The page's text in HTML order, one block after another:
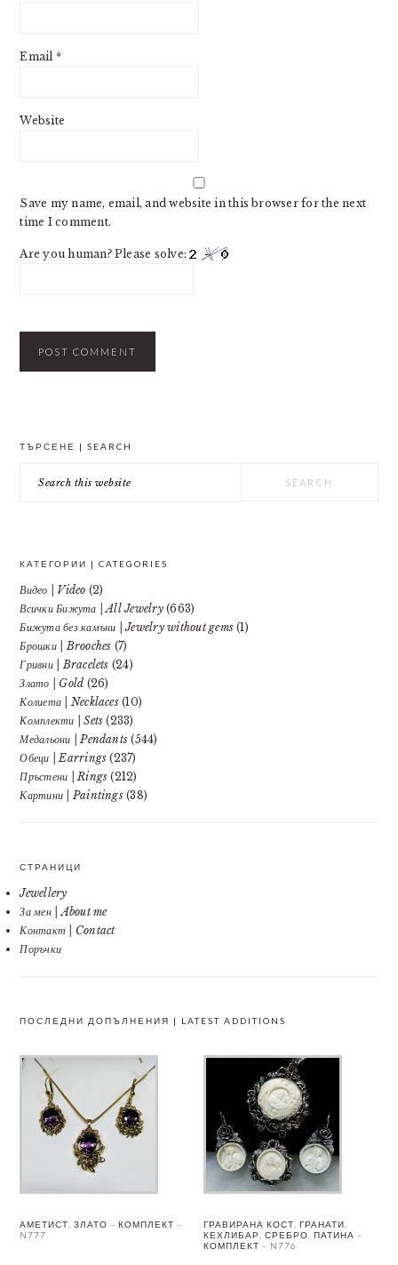
Email *
Website
Save my name, email, and website in this browser for the next
time I comment.
Are you human? Please solve:
ТЪРСЕНЕ | SEARCH
this
КАТЕГОРИИ | CATEGORIES
Видео | Video (2)
Всички Бижута | All Jewelry(663)
Бижута без камъни | Jewelry without gems (1)
Брошки | Brooches (7)
Гривни | Bracelets (24)
Злато | Gold (26)
Колиета | Necklaces(10)
Комплекти | Sets (233)
Медальони | Pendants (544)
Обеци | Earrings (237)
Пръстени | Rings (212)
Картини | Paintings(38)
СТРАНИЦИ
Jewellery
За мен | About me
Контакт | Contact
Поръчки
ПОСЛЕДНИ ДОПЪЛНЕНИЯ | LATEST ADDITIONS
АМЕТИСТ, ЗЛАТО – КОМПЛЕКТ –
N777
ГРАВИРАНА КОСТ, ГРАНАТИ,
КЕХЛИБАР, СРЕБРО, ПАТИНА –
КОМПЛЕКТ – N776